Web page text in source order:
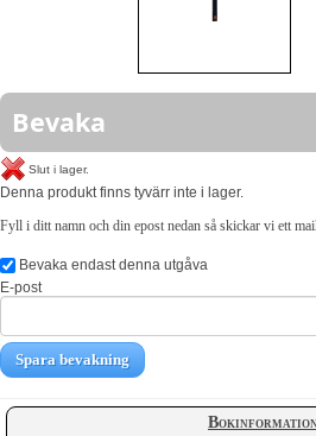
Bevaka
Slut i lager.
Denna produkt finns tyvärr inte i lager.
Fyll i ditt namn och din epost nedan så skickar vi ett
Bevaka endast denna utgåva
E-post
Spara bevakning